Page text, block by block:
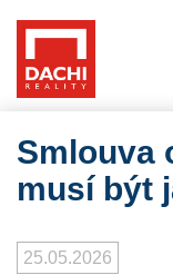
Smlouva
musí být
25.05.2026